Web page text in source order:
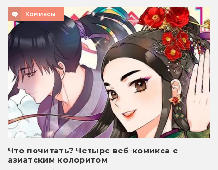
Комиксы
Что почитать? Четыре веб-комикса с
азиатским колоритом